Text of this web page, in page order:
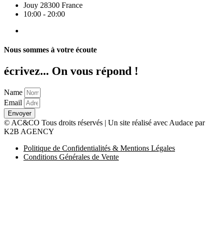
Jouy 28300 France
10:00 - 20:00
Nous sommes à votre écoute
écrivez... On vous répond !
Name
Email
Envoyer
© AC&CO Tous droits réservés | Un site réalisé avec Audace par
K2B AGENCY
Politique de Confidentialités & Mentions Légales
Conditions Générales de Vente